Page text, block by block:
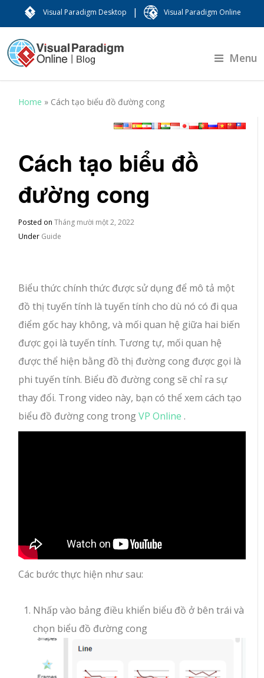
Visual Paradigm Desktop | Visual Paradigm Online
Menu
Home » Cách tạo biểu đồ đường cong
Cách tạo biểu đồ
đường cong
Posted onTháng mười một 2, 2022
Under Guide
Biểu thức chính thức được sử dụng để mô tả một
đồ thị tuyến tính là tuyến tính cho dù nó có đi qua
điểm gốc hay không, và mối quan hệ giữa hai biến
được gọi là tuyến tính. Tương tự, mối quan hệ
được thể hiện bằng đồ thị đường cong được gọi là
phi tuyến tính. Biểu đồ đường cong sẽ chỉ ra sự
thay đổi. Trong video này, bạn có thể xem cách tạo
biểu đồ đường cong trongVP Online .
Các bước thực hiện như sau:
Nhấp vào bảng điều khiển biểu đồ ở bên trái và
chọn biểu đồ đường cong